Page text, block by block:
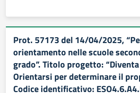
Prot. 57173 del 14/04/2025,
orientamento nelle scuole
grado”. Titolo progetto:
Orientarsi per determinare il
Codice identificativo: